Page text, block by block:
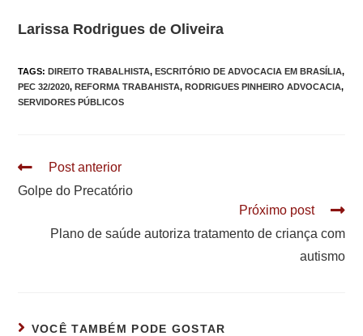
Larissa Rodrigues de Oliveira
TAGS:DIREITO TRABALHISTA, ESCRITÓRIO DE ADVOCACIA EM BRASÍLIA,
PEC 32/2020, REFORMA TRABAHISTA, RODRIGUES PINHEIRO ADVOCACIA,
SERVIDORES PÚBLICOS
Leia
artigos
Post anterior
Golpe do Precatório
Próximo post
Plano de saúde autoriza tratamento de criança com
autismo
VOCÊ TAMBÉM PODE GOSTAR